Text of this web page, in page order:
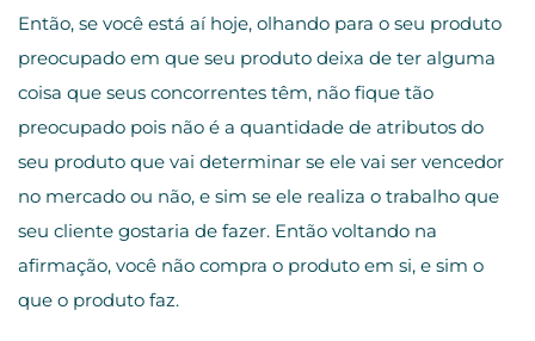
Então, se você está aí hoje, olhando para o seu produto
preocupado em que seu produto deixa de ter alguma
coisa que seus concorrentes têm, não fique tão
preocupado pois não é a quantidade de atributos do
seu produto que vai determinar se ele vai ser vencedor
no mercado ou não, e sim se ele realiza o trabalho que
seu cliente gostaria de fazer. Então voltando na
afirmação, você não compra o produto em si, e sim o
que o produto faz.